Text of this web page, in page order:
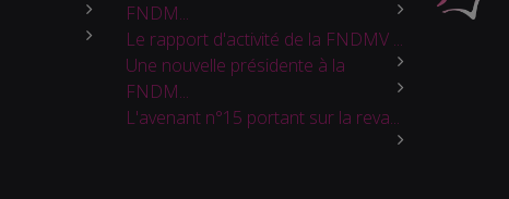
FNDM...
Le rapport d'activité de la FNDMV ...
Une nouvelle présidente à la
FNDM...
L'avenant n°15 portant sur la reva...